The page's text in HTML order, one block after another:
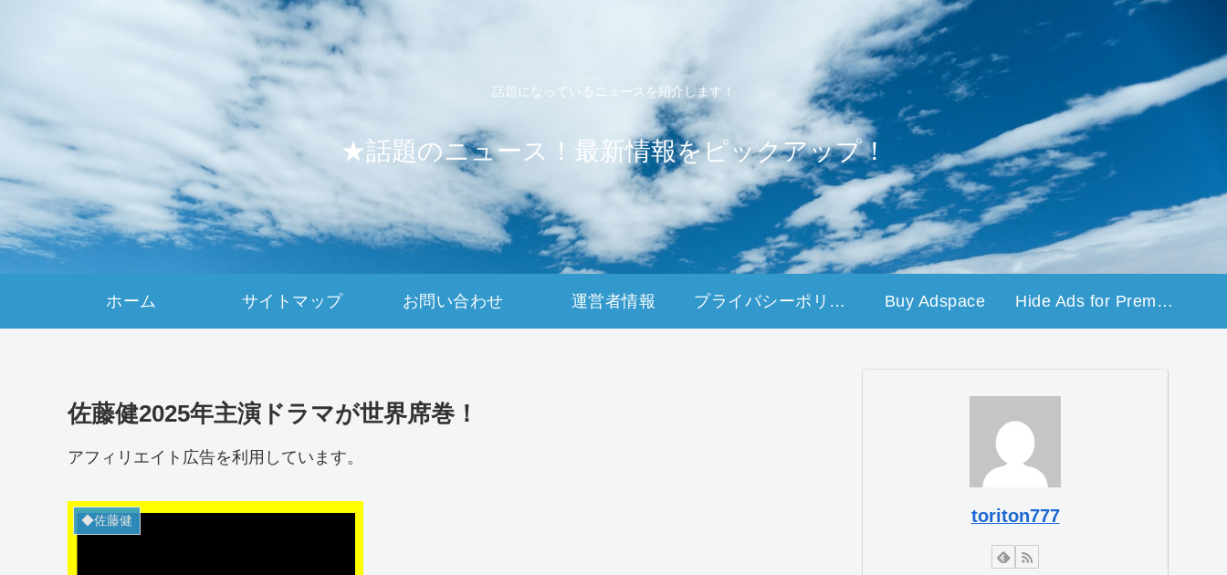
話題になっているニュースを紹介します！
★話題のニュース！最新情報をピックアップ！
ホーム サイトマップ お問い合わせ 運営者情報 プライバシーポリシー Buy Adspace Hide Ads for Premium Members
佐藤健2025年主演ドラマが世界席巻！
アフィリエイト広告を利用しています。
◆佐藤健 toriton777